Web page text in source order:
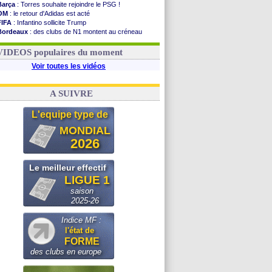
: Torres souhaite rejoindre le PSG !
: le retour d'Adidas est acté
: Infantino sollicite Trump
: des clubs de N1 montent au créneau
: le démenti de Leipzig pour Diomandé
populaires du moment
Voir toutes les vidéos
A SUIVRE
L'equipe type de
MONDIAL
2026
Le meilleur effectif
LIGUE 1
saison
2025-26
Indice MF :
l'état de
FORME
des clubs en europe